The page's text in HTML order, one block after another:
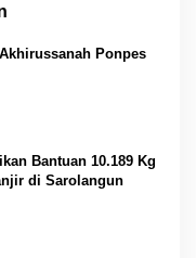
Ponpes
Bantuan 10.189 Kg
di Sarolangun